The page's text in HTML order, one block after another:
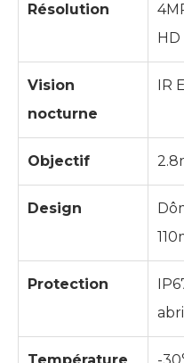
Résolution
HD
Vision
nocturne
IR
Objectif
Design
Protection